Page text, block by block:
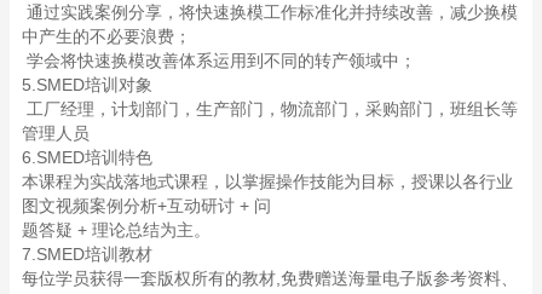
通过实践案例分享，将快速换模工作标准化并持续改善，减少换模
中产生的不必要浪费；
学会将快速换模改善体系运用到不同的转产领域中；
5.SMED培训对象
工厂经理，计划部门，生产部门，物流部门，采购部门，班组长等
管理人员
6.SMED培训特色
本课程为实战落地式课程，以掌握操作技能为目标，授课以各行业
图文视频案例分析+互动研讨 + 问
题答疑 + 理论总结为主。
7.SMED培训教材
每位学员获得一套版权所有的教材,免费赠送海量电子版参考资料、